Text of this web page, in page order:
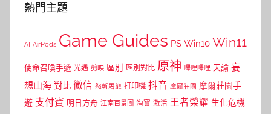
熱門主題
AI AirPods Game Guides PS Win10 Win11
使命召喚手遊 光遇 剪映 區別 區別對比 原神 嗶哩嗶哩 天諭 妄
想山海 對比 微信 怒斬屠龍 打印機 抖音 摩爾莊園 摩爾莊園手
遊 支付寶 明日方舟 江南百景圖 淘寶 激活 王者榮耀 生化危機